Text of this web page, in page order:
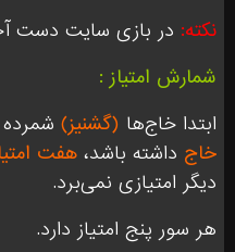
نکته: در بازی سایت دست
شمارش امتیاز :
ابتدا خاج‌ها (گشنیز)
خاج داشته باشد، هفت
دیگر امتیازی نمی‌برد.
هر سور پنج امتیاز دارد.